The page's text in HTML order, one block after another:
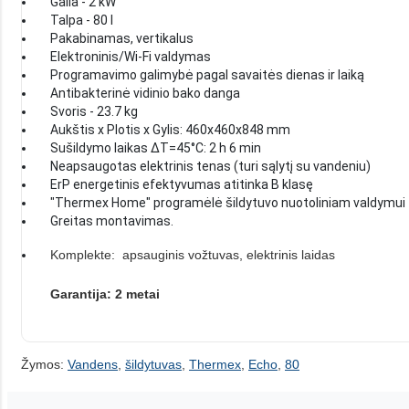
Talpa - 80 l
Pakabinamas, vertikalus
Elektroninis/Wi-Fi valdymas
Programavimo galimybė pagal savaitės dienas ir laiką
Antibakterinė vidinio bako danga
Svoris - 23.7 kg
Aukštis x Plotis x Gylis: 460x460x848 mm
Sušildymo laikas ΔT=45°C: 2 h 6 min
Neapsaugotas elektrinis tenas (turi sąlytį su vandeniu)
ErP energetinis efektyvumas atitinka B klasę
"Thermex Home" programėlė šildytuvo nuotoliniam valdymui
Greitas montavimas.
Komplekte: apsauginis vožtuvas, elektrinis laidas
Garantija: 2 metai
Žymos: Vandens šildytuvas Thermex Echo 80